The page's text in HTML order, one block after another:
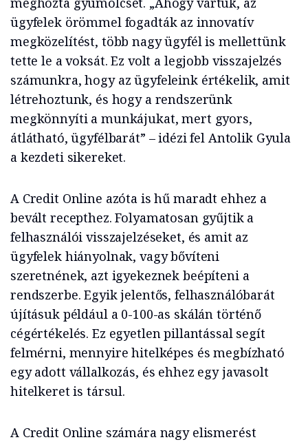
ügyfelek örömmel fogadták az innovatív
megközelítést, több nagy ügyfél is mellettünk
tette le a voksát. Ez volt a legjobb visszajelzés
számunkra, hogy az ügyfeleink értékelik, amit
létrehoztunk, és hogy a rendszerünk
megkönnyíti a munkájukat, mert gyors,
átlátható, ügyfélbarát” – idézi fel Antolik Gyula
a kezdeti sikereket.
A Credit Online azóta is hű maradt ehhez a
bevált recepthez. Folyamatosan gyűjtik a
felhasználói visszajelzéseket, és amit az
ügyfelek hiányolnak, vagy bővíteni
szeretnének, azt igyekeznek beépíteni a
rendszerbe. Egyik jelentős, felhasználóbarát
újításuk például a 0-100-as skálán történő
cégértékelés. Ez egyetlen pillantással segít
felmérni, mennyire hitelképes és megbízható
egy adott vállalkozás, és ehhez egy javasolt
hitelkeret is társul.
A Credit Online számára nagy elismerést